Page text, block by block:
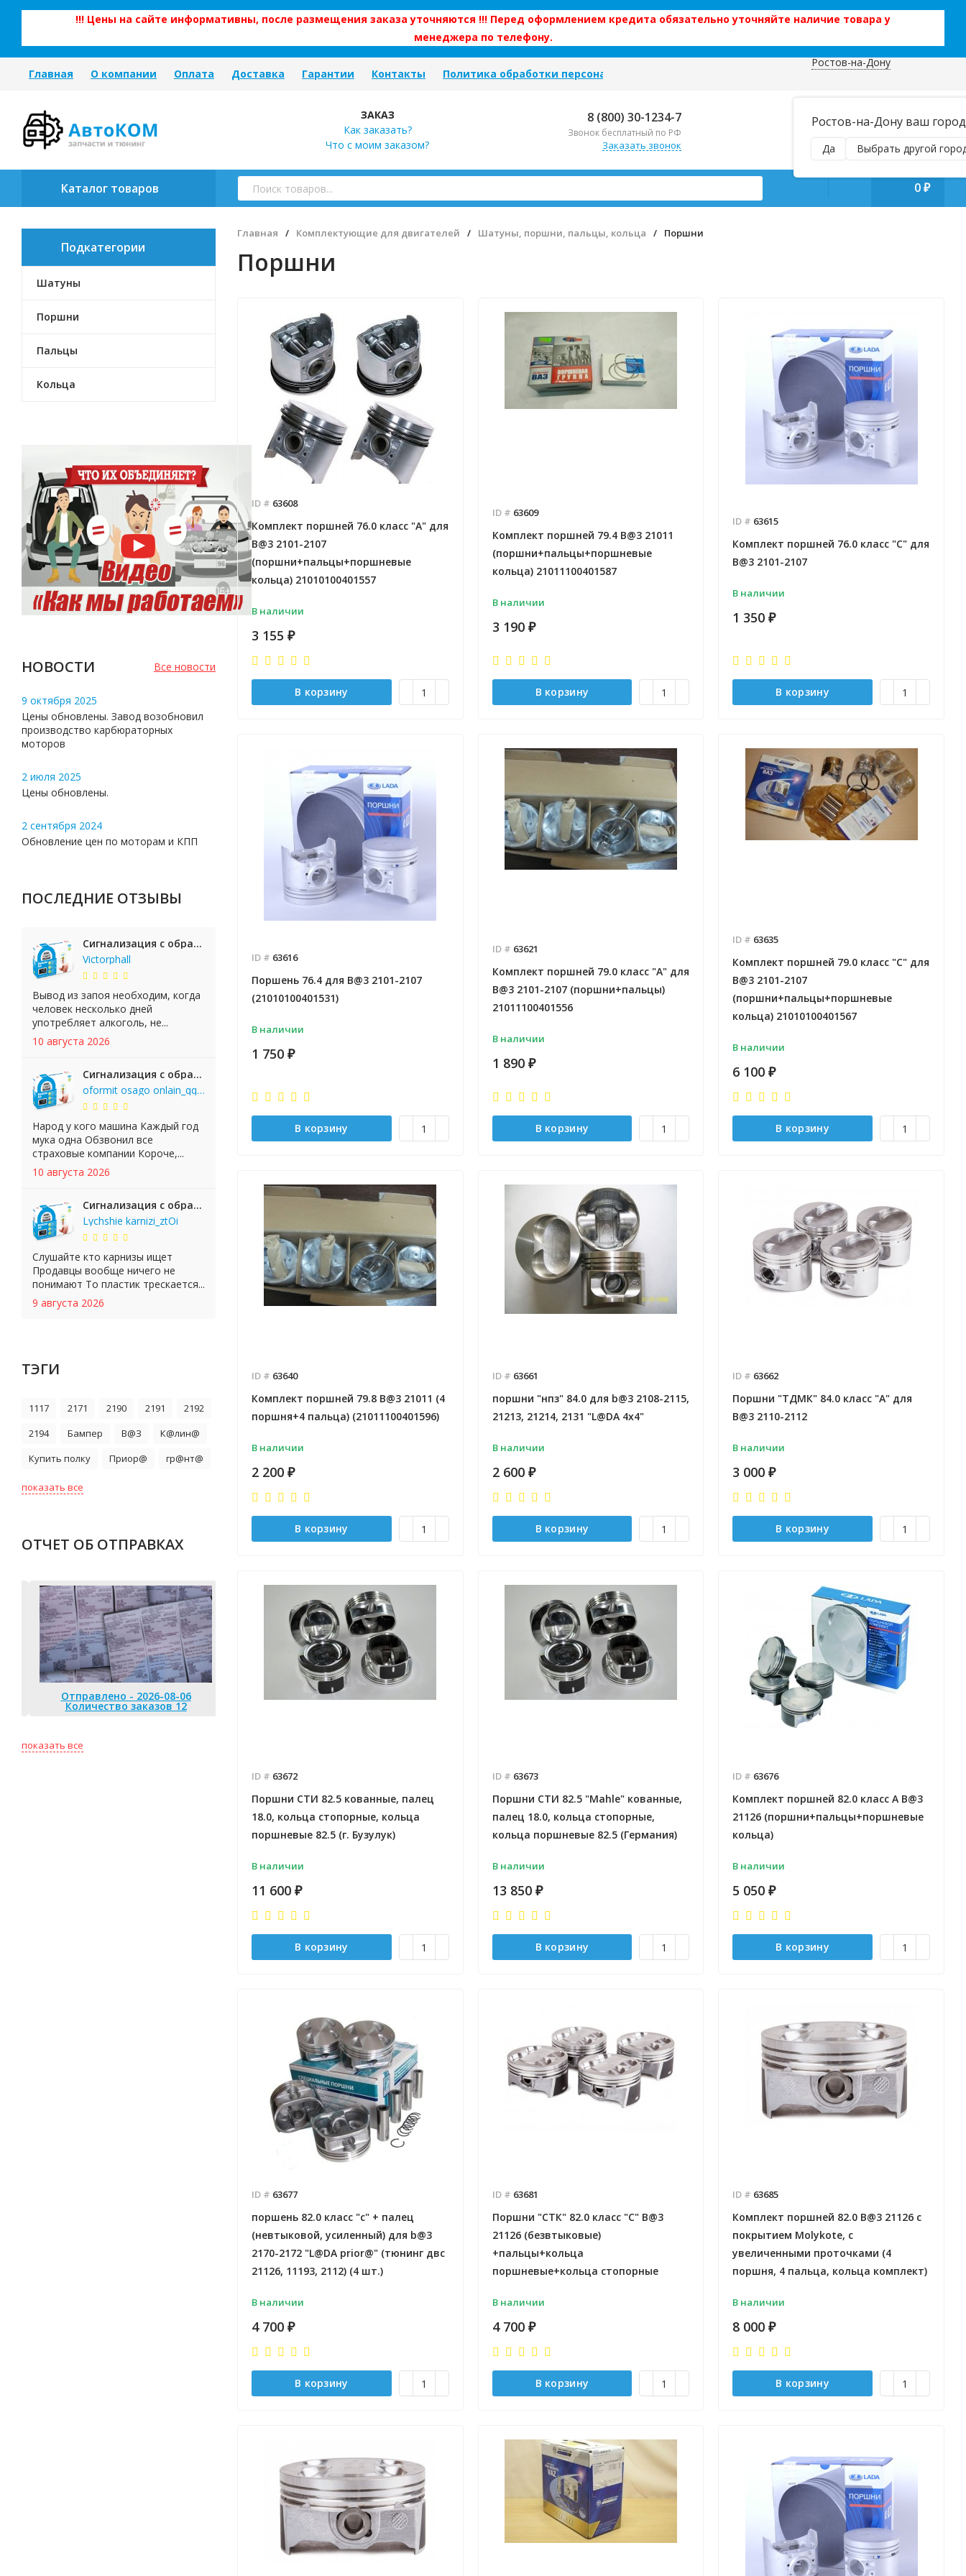
!!! Цены на сайте информативны, после размещения заказа уточняются !!! Перед оформлением кредита обязательно уточняйте наличие товара у
менеджера по телефону.
Главная О компании Оплата Доставка Гарантии Контакты Политика обработки персональных данных
Ростов-на-Дону
Ростов-на-Дону ваш
Да Выбрать другой
ЗАКАЗ
Как заказать?
Что с моим заказом?
8 (800) 30-1234-7
Звонок бесплатный по РФ
Заказать звонок
наложенным платежом!
manager@regiontehsnab.ru
Каталог товаров 0 ₽
Подкатегории
Шатуны
Поршни
Пальцы
Кольца
Все новости
НОВОСТИ
9 октября 2025
Цены обновлены. Завод возобновил
производство карбюраторных
моторов
2 июля 2025
Цены обновлены.
2 сентября 2024
Обновление цен по моторам и КПП
ПОСЛЕДНИЕ ОТЗЫВЫ
Сигнализация с обратной связью StarLine E65 BT 2CAN+LIN
Victorphall
Вывод из запоя необходим, когда
человек несколько дней
употребляет алкоголь, не...
10 августа 2026
Сигнализация с обратной связью StarLine E65 BT 2CAN+LIN
oformit osago onlain_qqen
Народ у кого машина Каждый год
мука одна Обзвонил все
страховые компании Короче,...
10 августа 2026
Сигнализация с обратной связью StarLine E65 BT 2CAN+LIN
Lychshie karnizi_ztOi
Слушайте кто карнизы ищет
Продавцы вообще ничего не
понимают То пластик трескается...
9 августа 2026
ТЭГИ
1117 2171 2190 2191
2192
2194
Бампер В@З
К@лин@
Купить полку
Приор@ гр@нт@
показать все
ОТЧЕТ ОБ ОТПРАВКАХ
Отправлено - 2026-08-06
Количество заказов 12
Отправлено - 2026-08-05 Отправлено - 2026-08-03
Количество заказов 11
Отправлено - 2026-08-
показать все
Главная / Комплектующие для двигателей / Шатуны, поршни, пальцы, кольца / Поршни
Поршни
ID # 63608
Комплект поршней 76.0 класс "А" для
B@3 2101-2107
(поршни+пальцы+поршневые
кольца) 21010100401557
В наличии
3 155 ₽
В корзину
ID # 63609
Комплект поршней 79.4 B@3 21011
(поршни+пальцы+поршневые
кольца) 21011100401587
В наличии
3 190 ₽
В корзину
ID # 63615
Комплект поршней 76.0 класс "С" для
B@3 2101-2107
В наличии
1 350₽
В корзину
ID # 63616
Поршень 76.4 для B@3 2101-2107
(21010100401531)
В наличии
1 750 ₽
В корзину
ID # 63621
Комплект поршней 79.0 класс "А" для
B@3 2101-2107 (поршни+пальцы)
21011100401556
В наличии
1 890 ₽
В корзину
ID # 63635
Комплект поршней 79.0 класс "С" для
B@3 2101-2107
(поршни+пальцы+поршневые
кольца) 21010100401567
В наличии
6 100₽
В корзину
ID # 63640
Комплект поршней 79.8 B@3 21011 (4
поршня+4 пальца) (21011100401596)
В наличии
2 200 ₽
В корзину
ID # 63661
поршни "нпз" 84.0 для b@3 2108-2115,
21213, 21214, 2131 "L@DA 4x4"
В наличии
2 600 ₽
В корзину
ID # 63662
Поршни "ТДМК" 84.0 класс "А" для
B@3 2110-2112
В наличии
3 000₽
В корзину
ID # 63672
Поршни СТИ 82.5 кованные, палец
18.0, кольца стопорные, кольца
поршневые 82.5 (г. Бузулук)
В наличии
11 600 ₽
В корзину
ID # 63673
Поршни СТИ 82.5 "Mahle" кованные,
палец 18.0, кольца стопорные,
кольца поршневые 82.5 (Германия)
В наличии
13 850 ₽
В корзину
ID # 63676
Комплект поршней 82.0 класс А B@3
21126 (поршни+пальцы+поршневые
кольца)
В наличии
5 050₽
В корзину
ID # 63677
поршень 82.0 класс "с" + палец
(невтыковой, усиленный) для b@3
2170-2172 "L@DA prior@" (тюнинг двс
21126, 11193, 2112) (4 шт.)
В наличии
4 700 ₽
В корзину
ID # 63681
Поршни "СТК" 82.0 класс "С" B@3
21126 (безвтыковые)
+пальцы+кольца
поршневые+кольца стопорные
В наличии
4 700 ₽
В корзину
ID # 63685
Комплект поршней 82.0 B@3 21126 с
покрытием Molykote, с
увеличенными проточками (4
поршня, 4 пальца, кольца комплект)
В наличии
8 000₽
В корзину